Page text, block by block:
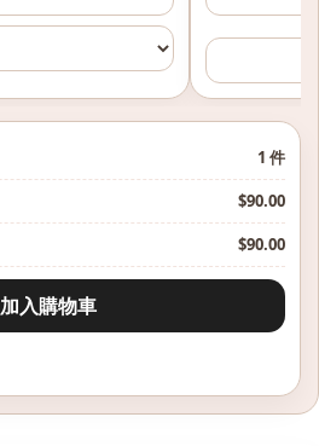
1 件
$90.00
$90.00
加入購物車